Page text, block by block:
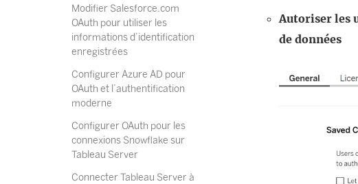
Modifier Salesforce.com
OAuth pour utiliser les
informations d’identification
enregistrées
Configurer Azure AD pour
OAuth et l’authentification
moderne
Configurer OAuth pour les
connexions Snowflake sur
Tableau Server
Connecter Tableau Server à
Autoriser les
de données